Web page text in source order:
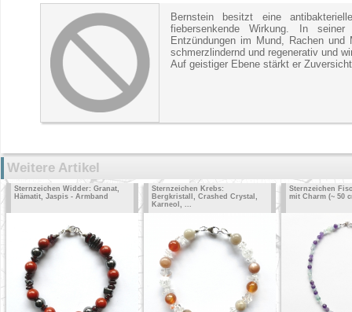
Bernstein besitzt eine
fiebersenkende Wirkung. In
Entzündungen im Mund, Rachen
schmerzlindernd und regenerativ und
Auf geistiger Ebene stärkt er
Weitere Artikel
Sternzeichen Widder: Granat,
Hämatit, Jaspis - Armband
Sternzeichen Krebs:
Bergkristall, Crashed Crystal,
Karneol, ...
Sternzeichen
mit Charm (~ 50